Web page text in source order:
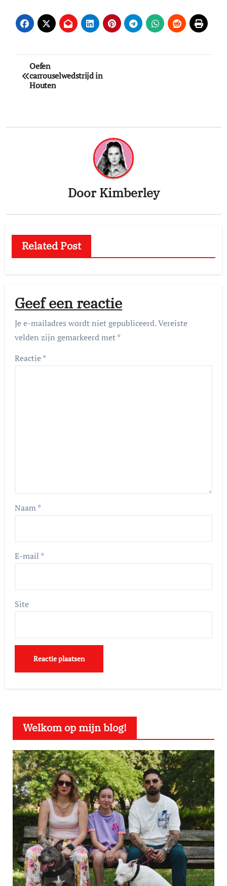
Bericht
navigatie
Oefen
carrouselwedstrijd in
Houten
DoorKimberley
Related Post
Geef een reactie
Je e-mailadres wordt niet gepubliceerd.Vereiste
velden zijn gemarkeerd met*
Reactie*
Naam*
E-mail *
Site
Welkom op mijn blog!